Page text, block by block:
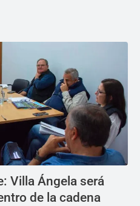
Villa Ángela será
de la cadena